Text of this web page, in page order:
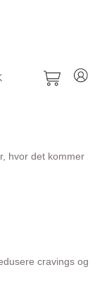
hvor det kommer
cravings og